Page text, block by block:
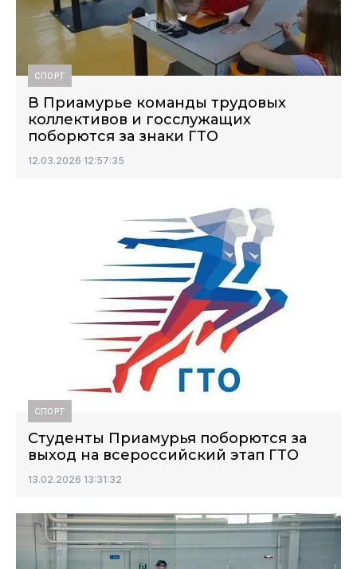
СПОРТ
В Приамурье команды трудовых
коллективов и госслужащих
поборются за знаки ГТО
12.03.2026 12:57:35
СПОРТ
Студенты Приамурья поборются за
выход на всероссийский этап ГТО
13.02.2026 13:31:32